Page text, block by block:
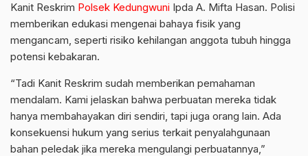
Kanit Reskrim Polsek Kedungwuni Ipda A. Mifta Hasan. Polisi
memberikan edukasi mengenai bahaya fisik yang
mengancam, seperti risiko kehilangan anggota tubuh hingga
potensi kebakaran.
“Tadi Kanit Reskrim sudah memberikan pemahaman
mendalam. Kami jelaskan bahwa perbuatan mereka tidak
hanya membahayakan diri sendiri, tapi juga orang lain. Ada
konsekuensi hukum yang serius terkait penyalahgunaan
bahan peledak jika mereka mengulangi perbuatannya,”